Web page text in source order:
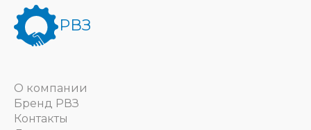
РВЗ
О компании
Бренд РВЗ
Контакты